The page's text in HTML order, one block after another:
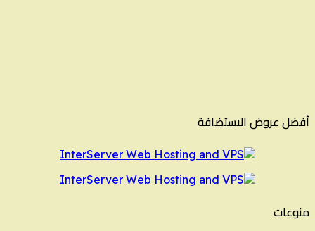
أفضل عروض الاستضافة
منوعات